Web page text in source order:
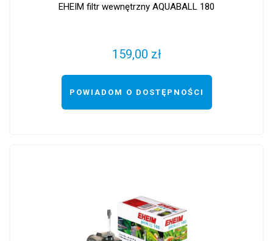
EHEIM filtr wewnętrzny AQUABALL 180
159,00 zł
POWIADOM O DOSTĘPNOŚCI